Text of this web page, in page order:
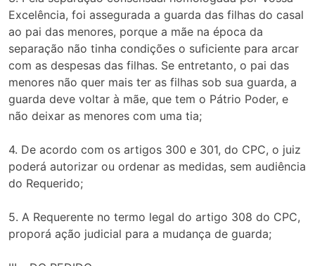
Excelência, foi assegurada a guarda das filhas do casal
ao pai das menores, porque a mãe na época da
separação não tinha condições o suficiente para arcar
com as despesas das filhas. Se entretanto, o pai das
menores não quer mais ter as filhas sob sua guarda, a
guarda deve voltar à mãe, que tem o Pátrio Poder, e
não deixar as menores com uma tia;
4. De acordo com os artigos 300 e 301, do CPC, o juiz
poderá autorizar ou ordenar as medidas, sem audiência
do Requerido;
5. A Requerente no termo legal do artigo 308 do CPC,
proporá ação judicial para a mudança de guarda;